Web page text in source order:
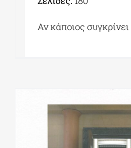
Αν κάποιος συγκρίνει